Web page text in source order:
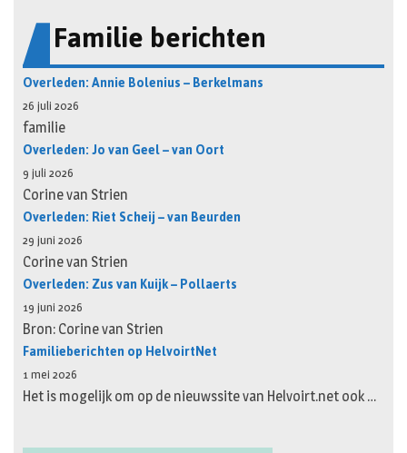
Familie berichten
Overleden: Annie Bolenius – Berkelmans
26 juli 2026
familie
Overleden: Jo van Geel – van Oort
9 juli 2026
Corine van Strien
Overleden: Riet Scheij – van Beurden
29 juni 2026
Corine van Strien
Overleden: Zus van Kuijk – Pollaerts
19 juni 2026
Bron: Corine van Strien
Familieberichten op HelvoirtNet
1 mei 2026
Het is mogelijk om op de nieuwssite van Helvoirt.net ook …